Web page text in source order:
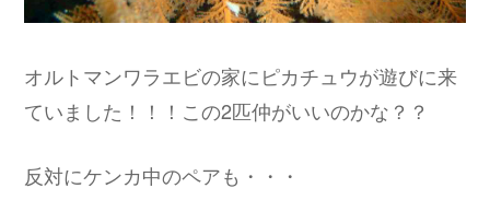
オルトマンワラエビの家にピカチュウが遊びに来
ていました！！！この2匹仲がいいのかな？？
反対にケンカ中のペアも・・・